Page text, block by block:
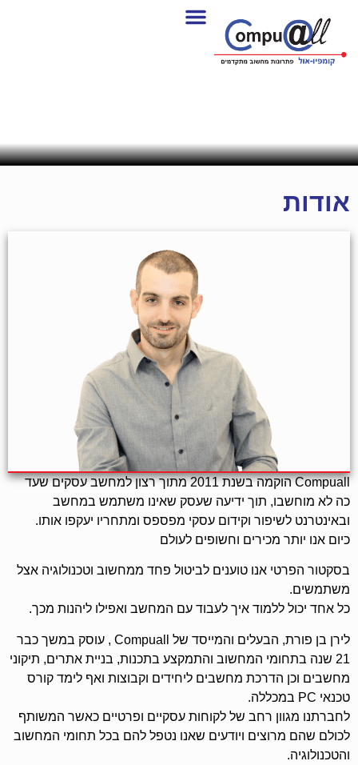
אודות
Compuall הוקמה בשנת 2011 מתוך רצון למחשב עסקים שעד
כה לא מוחשבו, תוך ידיעה שעסק שאינו משתמש במחשב
ובאינטרנט לשיפור וקידום עסקי מפספס ומתחריו יעקפו אותו.
כיום אנו יותר מכירים וחשופים לעולם
בסקטור הפרטי אנו טוענים לביטול פחד ממחשוב וטכנולוגיה אצל
משתמשים.
כל אחד יכול ללמוד איך לעבוד עם המחשב ואפילו ליהנות מכך.
לירן בן פורת, הבעלים והמייסד של Compuall , עוסק במשך כבר
21 שנה בתחומי המחשוב והתמקצע בתכנות, בניית אתרים, תיקוני
מחשבים וכן הדרכת מחשבים ליחידים וקבוצות ואף לימד קורס
טכנאי PC במכללה.
לחברתנו מגוון רחב של לקוחות עסקיים ופרטיים כאשר המשותף
לכולם שהם מרוצים ויודעים שאנו נטפל להם בכל תחומי המחשוב
והטכנולוגיה.